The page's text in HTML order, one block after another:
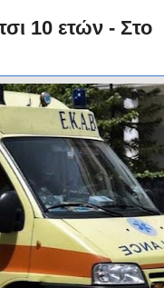
10 ετών - Στο